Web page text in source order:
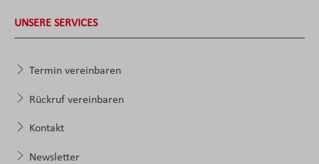
UNSERE SERVICES
Termin vereinbaren
Rückruf vereinbaren
Kontakt
Newsletter